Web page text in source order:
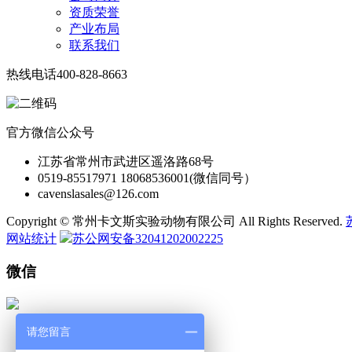
资质荣誉
产业布局
联系我们
热线电话400-828-8663
官方微信公众号
江苏省常州市武进区遥洛路68号
0519-85517971 18068536001(微信同号）
cavenslasales@126.com
Copyright © 常州卡文斯实验动物有限公司 All Rights Reserved.
网站统计
苏公网安备32041202002225
微信
微 信
请您留言